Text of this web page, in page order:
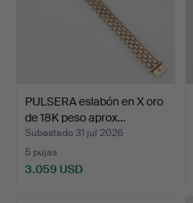
PULSERA eslabón en X oro
de 18K peso aprox…
Subastado 31 jul 2026
5 pujas
3.059 USD